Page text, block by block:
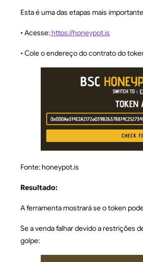
Esta é uma das etapas mais
• Acesse:https://honeypot.is
• Cole o endereço do contrato do
Fonte: honeypot.is
Resultado:
A ferramenta mostrará se o token
Se a venda falhar devido a restrições
golpe: